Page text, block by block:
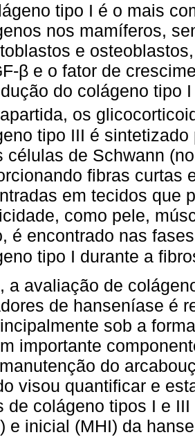
tipo I é o mais
nos mamíferos,
e
β e o fator de
do colágeno tipo
os
tipo III é
células de Schwann
fibras curtas
em tecidos que
como pele,
é encontrado nas
tipo I durante a
a avaliação de
de hanseníase é
sob a
importante
do
visou quantificar e
de colágeno tipos I e
e inicial (MHI) da